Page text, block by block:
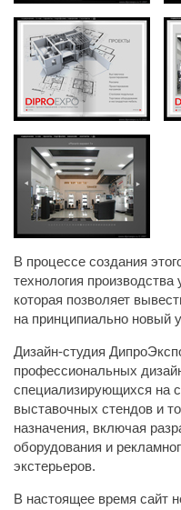
В процессе создания
технология
которая позволяет
на принципиально новый
Дизайн-студия
профессиональных
специализирующихся на
выставочных стендов и
назначения, включая
оборудования и
экстерьеров.
В настоящее время сайт